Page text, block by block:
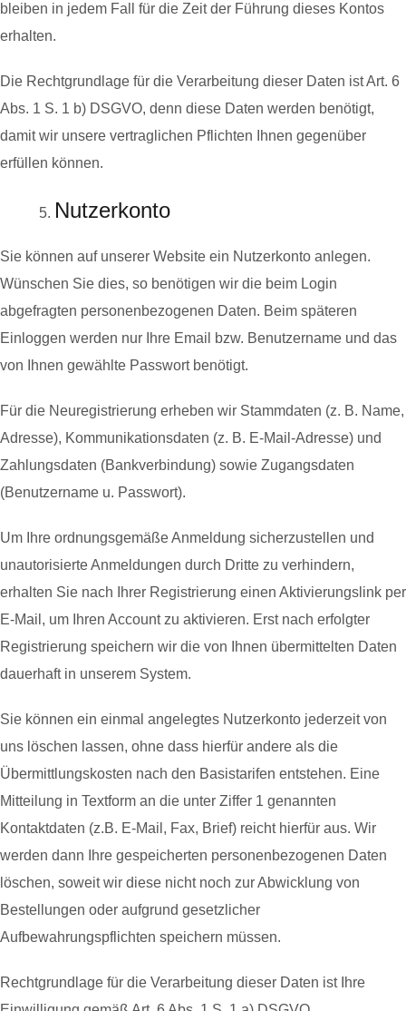
bleiben in jedem Fall für die Zeit der Führung dieses Kontos
erhalten.
Die Rechtgrundlage für die Verarbeitung dieser Daten ist Art. 6
Abs. 1 S. 1 b) DSGVO, denn diese Daten werden benötigt,
damit wir unsere vertraglichen Pflichten Ihnen gegenüber
erfüllen können.
Nutzerkonto
Sie können auf unserer Website ein Nutzerkonto anlegen.
Wünschen Sie dies, so benötigen wir die beim Login
abgefragten personenbezogenen Daten. Beim späteren
Einloggen werden nur Ihre Email bzw. Benutzername und das
von Ihnen gewählte Passwort benötigt.
Für die Neuregistrierung erheben wir Stammdaten (z. B. Name,
Adresse), Kommunikationsdaten (z. B. E-Mail-Adresse) und
Zahlungsdaten (Bankverbindung) sowie Zugangsdaten
(Benutzername u. Passwort).
Um Ihre ordnungsgemäße Anmeldung sicherzustellen und
unautorisierte Anmeldungen durch Dritte zu verhindern,
erhalten Sie nach Ihrer Registrierung einen Aktivierungslink per
E-Mail, um Ihren Account zu aktivieren. Erst nach erfolgter
Registrierung speichern wir die von Ihnen übermittelten Daten
dauerhaft in unserem System.
Sie können ein einmal angelegtes Nutzerkonto jederzeit von
uns löschen lassen, ohne dass hierfür andere als die
Übermittlungskosten nach den Basistarifen entstehen. Eine
Mitteilung in Textform an die unter Ziffer 1 genannten
Kontaktdaten (z.B. E-Mail, Fax, Brief) reicht hierfür aus. Wir
werden dann Ihre gespeicherten personenbezogenen Daten
löschen, soweit wir diese nicht noch zur Abwicklung von
Bestellungen oder aufgrund gesetzlicher
Aufbewahrungspflichten speichern müssen.
Rechtgrundlage für die Verarbeitung dieser Daten ist Ihre